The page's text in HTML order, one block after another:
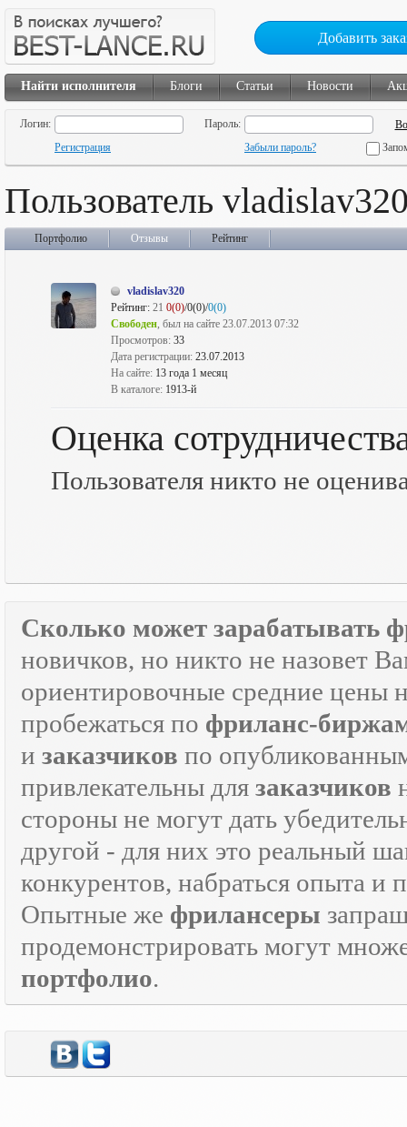
Добавить
Найти исполнителя Блоги Статьи Новости
Логин:
Пароль:
Регистрация
Забыли пароль?
Пользователь
Портфолио Отзывы Рейтинг
vladislav320
Рейтинг: 21 0(0)/0(0)/0(0)
Свободен, был на сайте 23.07.2013 07:32
Просмотров: 33
Дата регистрации: 23.07.2013
На сайте: 13 года 1 месяц
В каталоге: 1913-й
Оценка
Пользователя никто не
Сколько может зарабатывать
новичков, но никто не назовет
ориентировочные средние цены
пробежаться по фриланс-
и заказчиков по
привлекательны для заказчиков
стороны не могут дать
другой - для них это реальный
конкурентов, набраться опыта и
Опытные же фрилансеры
продемонстрировать могут
портфолио.